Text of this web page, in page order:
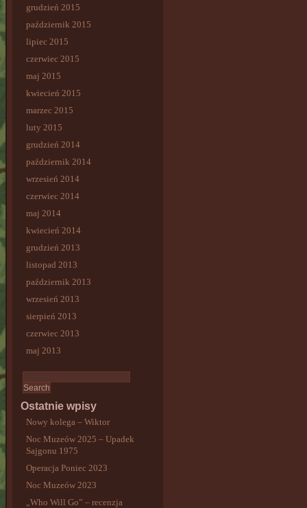
grudzień 2015
październik 2015
lipiec 2015
czerwiec 2015
maj 2015
kwiecień 2015
marzec 2015
luty 2015
grudzień 2014
październik 2014
wrzesień 2014
czerwiec 2014
maj 2014
kwiecień 2014
grudzień 2013
listopad 2013
październik 2013
wrzesień 2013
sierpień 2013
czerwiec 2013
maj 2013
Ostatnie wpisy
Nowy kolega – Wiktor
Noc Muzeów 2025 – Upadek
Sajgonu 1975
Operacja Poniec 2023
Noc Muzeów 2023
„Who Will Go” – recenzja